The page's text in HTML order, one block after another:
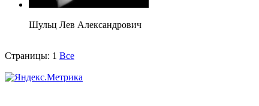
Шульц Лев Александрович
Страницы: 1 Все